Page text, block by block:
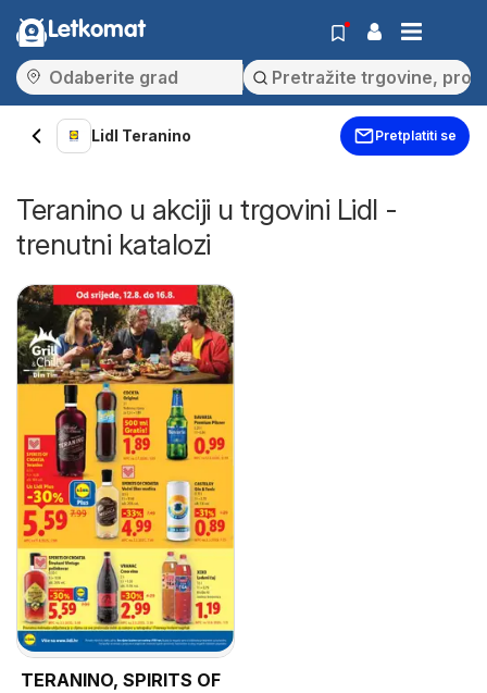
Letkomat
Lidl Teranino Pretplatiti se
Teranino u akciji u trgovini Lidl -
trenutni katalozi
TERANINO, SPIRITS OF